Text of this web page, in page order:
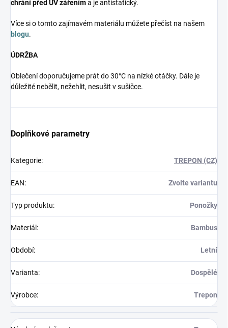
chrání před UV zářeníma je antistatický.
Více si o tomto zajímavém materiálu můžete přečíst na našem
blogu.
ÚDRŽBA
Oblečení doporučujeme prát do 30°C na nízké otáčky. Dále je
důležité nebělit, nežehlit, nesušit v sušičce.
Doplňkové parametry
Kategorie: TREPON (CZ)
EAN: Zvolte variantu
Typ produktu: Ponožky
Materiál : Bambus
Období: Letní
Varianta: Dospělé
Výrobce: Trepon